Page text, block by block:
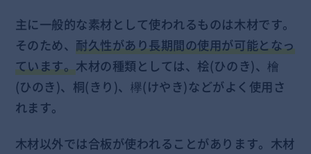
主に一般的な素材として使われるものは木材です。
そのため、耐久性があり長期間の使用が可能となっ
ています。木材の種類としては、桧(ひのき)、檜
(ひのき)、桐(きり)、欅(けやき)などがよく使用さ
れます。
木材以外では合板が使われることがあります。木材